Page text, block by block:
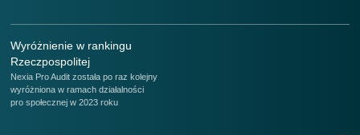
Wyróżnienie w rankingu
Rzeczpospolitej
Nexia Pro Audit została po raz kolejny
wyróżniona w ramach działalności
pro społecznej w 2023 roku